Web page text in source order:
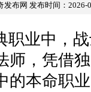
发布网 发布时间：2026-
职业中，
师，凭借
的本命职